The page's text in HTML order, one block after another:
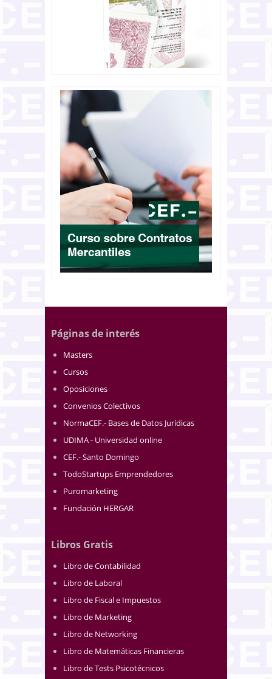
Páginas de interés
Masters
Cursos
Oposiciones
Convenios Colectivos
NormaCEF.- Bases de Datos Jurídicas
UDIMA - Universidad online
CEF.- Santo Domingo
TodoStartups Emprendedores
Puromarketing
Fundación HERGAR
Libros Gratis
Libro de Contabilidad
Libro de Laboral
Libro de Fiscal e Impuestos
Libro de Marketing
Libro de Networking
Libro de Matemáticas Financieras
Libro de Tests Psicotécnicos